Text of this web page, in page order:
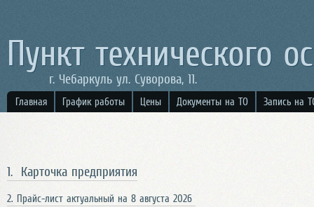
Пункт технического
г. Чебаркуль ул. Суворова, 11.
Главная График работы Цены Документы на ТО Запись на
1. Карточка предприятия
2. Прайс-лист актуальный на 8 августа 2026